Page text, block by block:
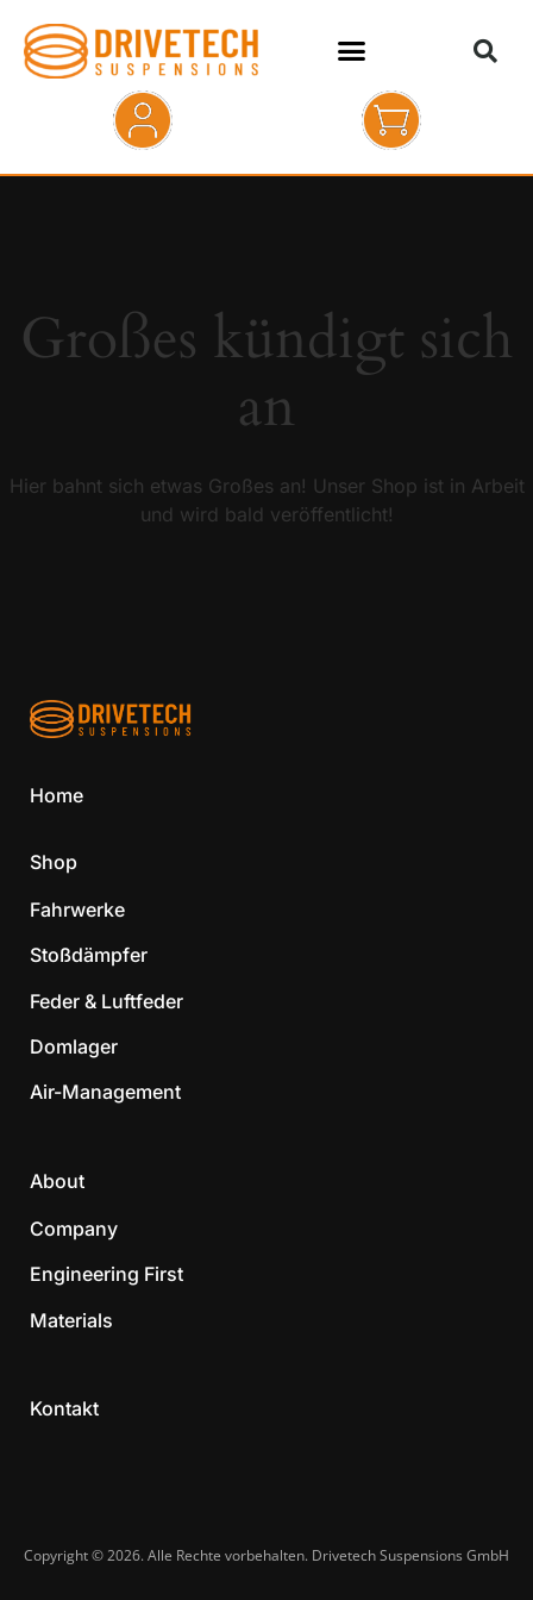
KONTAKT
Großes kündigt sich
an
Hier bahnt sich etwas Großes an! Unser Shop ist in Arbeit
und wird bald veröffentlicht!
Home
Shop
Fahrwerke
Stoßdämpfer
Feder & Luftfeder
Domlager
Air-Management
About
Company
Engineering First
Materials
Kontakt
Copyright © 2026. Alle Rechte vorbehalten. Drivetech Suspensions GmbH​